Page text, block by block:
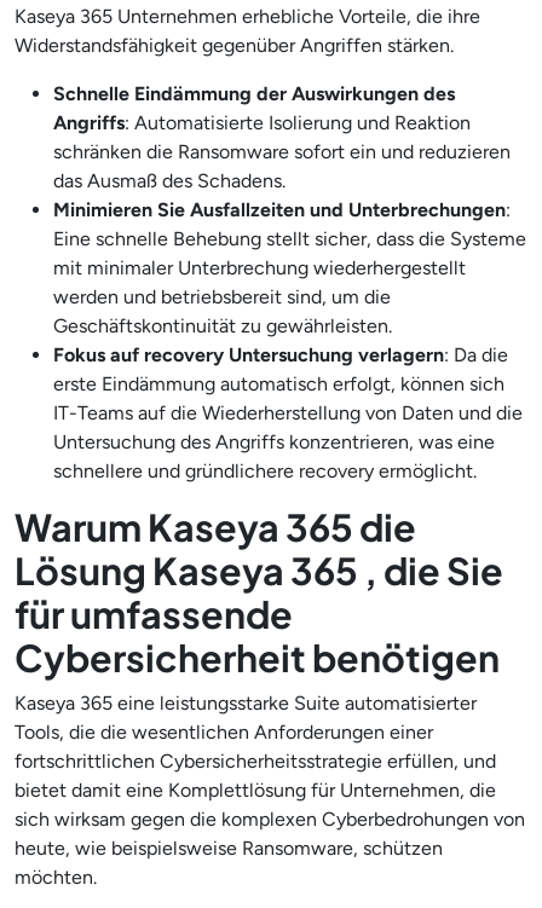
Kaseya 365 Unternehmen erhebliche Vorteile, die ihre
Widerstandsfähigkeit gegenüber Angriffen stärken.
Schnelle Eindämmung der Auswirkungen des
Angriffs: Automatisierte Isolierung und Reaktion
schränken die Ransomware sofort ein und reduzieren
das Ausmaß des Schadens.
Minimieren Sie Ausfallzeiten und Unterbrechungen:
Eine schnelle Behebung stellt sicher, dass die Systeme
mit minimaler Unterbrechung wiederhergestellt
werden und betriebsbereit sind, um die
Geschäftskontinuität zu gewährleisten.
Fokus auf recovery Untersuchung verlagern: Da die
erste Eindämmung automatisch erfolgt, können sich
IT-Teams auf die Wiederherstellung von Daten und die
Untersuchung des Angriffs konzentrieren, was eine
schnellere und gründlichere recovery ermöglicht.
Warum Kaseya 365 die
Lösung Kaseya 365 , die Sie
für umfassende
Cybersicherheit benötigen
Kaseya 365 eine leistungsstarke Suite automatisierter
Tools, die die wesentlichen Anforderungen einer
fortschrittlichen Cybersicherheitsstrategie erfüllen, und
bietet damit eine Komplettlösung für Unternehmen, die
sich wirksam gegen die komplexen Cyberbedrohungen von
heute, wie beispielsweise Ransomware, schützen
möchten.